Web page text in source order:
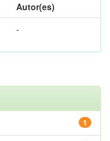
Autor(es)
-
1